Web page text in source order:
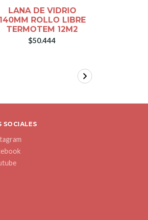
LANA DE VIDRIO
140MM ROLLO LIBRE
TERMOTEM 12M2
$50.444
SOCIALES